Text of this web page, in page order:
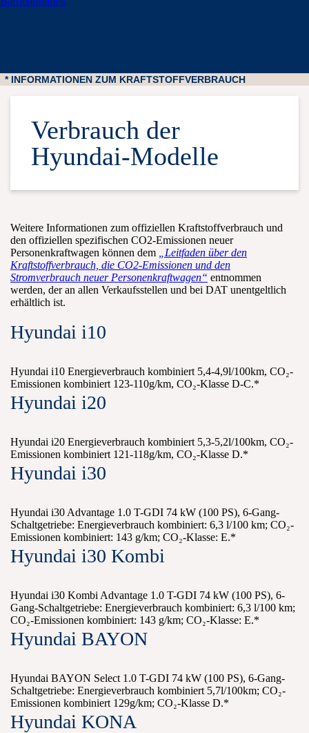
* INFORMATIONEN ZUM KRAFTSTOFFVERBRAUCH
Verbrauch der
Hyundai-Modelle
Weitere Informationen zum offiziellen Kraftstoffverbrauch und
den offiziellen spezifischen CO2-Emissionen neuer
Personenkraftwagen können dem
„Leitfaden über den
Kraftstoffverbrauch, die CO2-Emissionen und den
Stromverbrauch neuer Personenkraftwagen“ entnommen
werden, der an allen Verkaufsstellen und bei DAT unentgeltlich
erhältlich ist.
Hyundai i10
Hyundai i10 Energieverbrauch kombiniert 5,4-4,9l/100km, CO₂-
Emissionen kombiniert 123-110g/km, CO₂-Klasse D-C.*
Hyundai i20
Hyundai i20 Energieverbrauch kombiniert 5,3-5,2l/100km, CO₂-
Emissionen kombiniert 121-118g/km, CO₂-Klasse D.*
Hyundai i30
Hyundai i30 Advantage 1.0 T-GDI 74 kW (100 PS), 6-Gang-
Schaltgetriebe: Energieverbrauch kombiniert: 6,3 l/100 km; CO₂-
Emissionen kombiniert: 143 g/km; CO₂-Klasse: E.*
Hyundai i30 Kombi
Hyundai i30 Kombi Advantage 1.0 T-GDI 74 kW (100 PS), 6-
Gang-Schaltgetriebe: Energieverbrauch kombiniert: 6,3 l/100 km;
CO₂-Emissionen kombiniert: 143 g/km; CO₂-Klasse: E.*
Hyundai BAYON
Hyundai BAYON Select 1.0 T-GDI 74 kW (100 PS), 6-Gang-
Schaltgetriebe: Energieverbrauch kombiniert 5,7l/100km; CO₂-
Emissionen kombiniert 129g/km; CO₂-Klasse D.*
Hyundai KONA